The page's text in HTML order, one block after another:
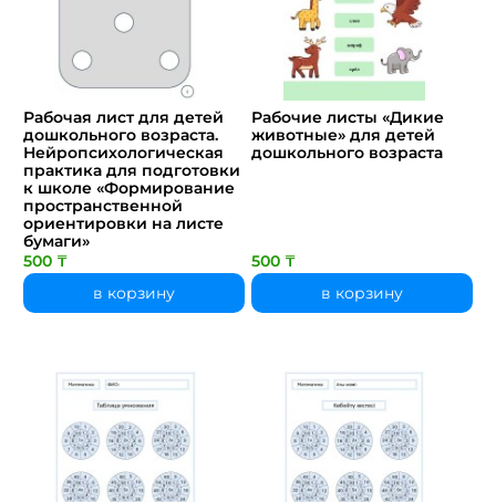
Рабочая лист для детей
дошкольного возраста.
Нейропсихологическая
практика для подготовки
к школе «Формирование
пространственной
ориентировки на листе
бумаги»
500 ₸
в корзину
Рабочие листы «Дикие
животные» для детей
дошкольного возраста
500 ₸
в корзину